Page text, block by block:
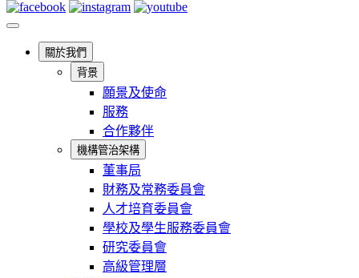
關於我們
背景
願景及使命
服務
合作夥伴
機構管治架構
董事局
財務及常務委員會
人才培育委員會
學校及學生服務委員會
研究委員會
高級管理層